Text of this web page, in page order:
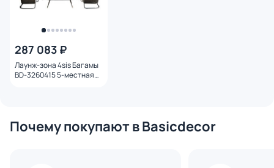
287 083 ₽
Лаунж-зона 4sis Багамы
BD-3260415 5-местная
Почему покупают в Basicdecor